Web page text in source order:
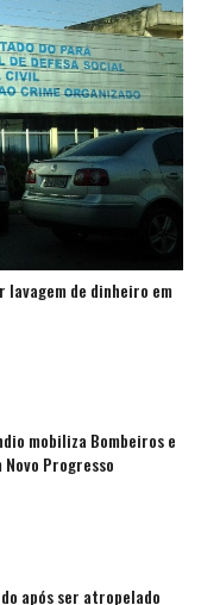
lavagem de dinheiro em
mobiliza Bombeiros e
Progresso
após ser atropelado